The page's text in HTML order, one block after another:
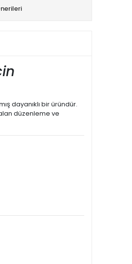
dayanıklı bir üründür.
düzenleme ve